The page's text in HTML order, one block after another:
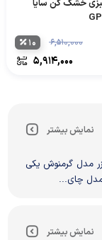
خشک کن سایا
۶,۵۱۰,۰۰۰
۵,۹۱۴,۰۰۰
۱۰
نمایش بیشتر
مدل گرمنوش یکی
چای...
نمایش بیشتر